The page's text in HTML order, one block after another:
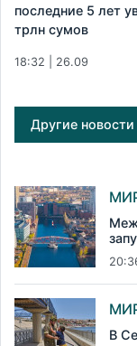
последние 5 лет
трлн сумов
18:32 | 26.09
Другие новости
В